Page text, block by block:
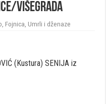
Višegrada
Fojnica Umrli i dženaze
(Kustura) SENIJA iz